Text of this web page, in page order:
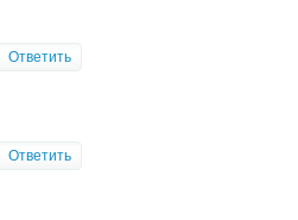
Ответить
Ответить